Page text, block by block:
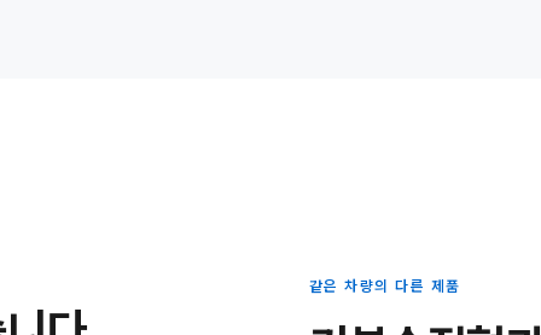
같은 차량의 다른 제품